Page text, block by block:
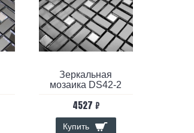
Зеркальная
мозаика DS42-2
4527 ₽
Купить